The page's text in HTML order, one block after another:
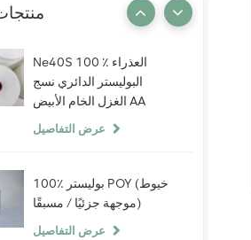
Ne40S 100 ٪ العذراء
البوليستر الدائري نسج
الغزل الخام الأبيض AA
الصف الحياكة النسيج
عرض التفاصيل
100٪ بوليستر POY (خيوط
موجهة جزئيًا / مسبقًا)
عرض التفاصيل